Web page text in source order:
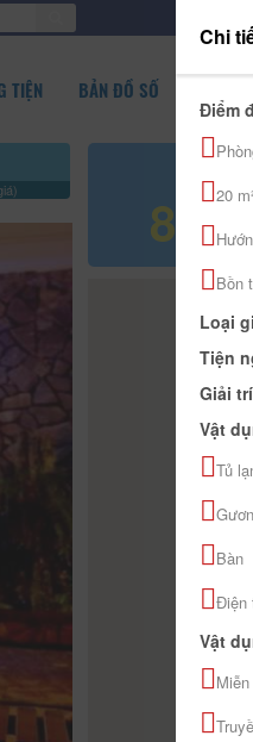
TIỆN BẢN ĐỒ SỐ
Giá
Chi
Điểm
20
Bồn
Loại
Tiện
Giải trí
Vật
Tủ
Bàn
Điện
Vật